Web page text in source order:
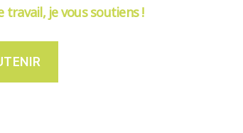
travail, je vous soutiens !